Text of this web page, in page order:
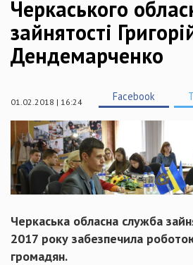
Черкаського
зайнятості
Дендемарченко
01.02.2018 | 16:24 Facebook
Черкаська обласна служба
2017 року забезпечила
громадян.